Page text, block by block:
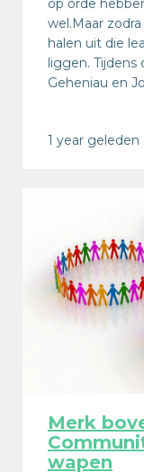
op orde
wel.Maar
halen uit die
liggen. Tijdens
Geheniau en
1 year geleden
Merk
wapen